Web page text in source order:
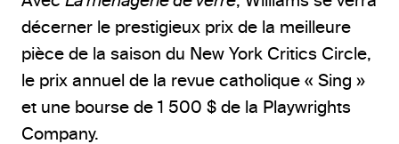
décerner le prestigieux prix de la meilleure
pièce de la saison du New York Critics Circle,
le prix annuel de la revue catholique « Sing »
et une bourse de 1 500 $ de la Playwrights
Company.